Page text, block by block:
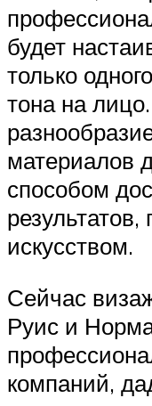
будет
только
тона на
материалов
способом
искусством.
Сейчас
Руис и
компаний,